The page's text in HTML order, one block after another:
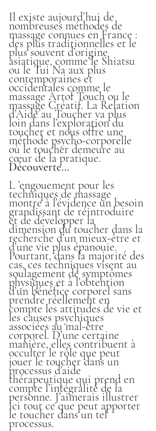
Il existe aujourd’hui de
nombreuses méthodes de
massage connues en France :
des plus traditionnelles et le
plus souvent d’origine
asiatique, comme le Shiatsu
ou le Tui Na aux plus
contemporaines et
occidentales comme le
massage Artof Touch ou le
massage Créatif. La Relation
d’Aide au Toucher va plus
loin dans l’exploration du
toucher et nous offre une
méthode psycho-corporelle
où le toucher demeure au
cœur de la pratique.
Découverte…
L ’engouement pour les
techniques de massage
montre à l’évidence un besoin
grandissant de réintroduire
et de développer la
dimension du toucher dans la
recherche d’un mieux-être et
d’une vie plus épanouie.
Pourtant, dans la majorité des
cas, ces techniques visent au
soulagement de symptômes
physiques et à l’obtention
d’un bénéfice corporel sans
prendre réellement en
compte les attitudes de vie et
les causes psychiques
associées au mal-être
corporel. D’une certaine
manière, elles contribuent à
occulter le rôle que peut
jouer le toucher dans un
processus d’aide
thérapeutique qui prend en
compte l’intégralité de la
personne. J’aimerais illustrer
ici tout ce que peut apporter
le toucher dans un tel
processus.